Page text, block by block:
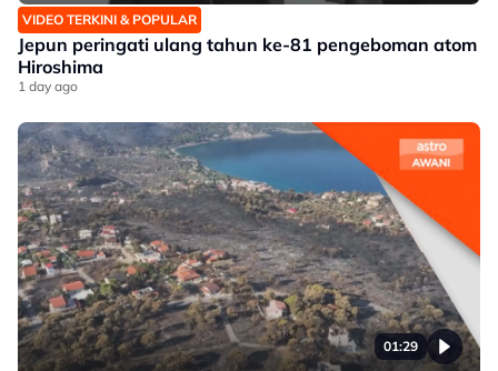
VIDEO TERKINI & POPULAR
Jepun peringati ulang tahun ke-81 pengeboman atom
Hiroshima
1 day ago
01:29